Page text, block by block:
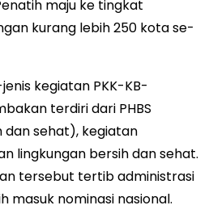
maju ke tingkat
kurang lebih 250 kota se-
kegiatan PKK-KB-
terdiri dari PHBS
dan sehat), kegiatan
lingkungan bersih dan sehat.
tersebut tertib administrasi
masuk nominasi nasional.